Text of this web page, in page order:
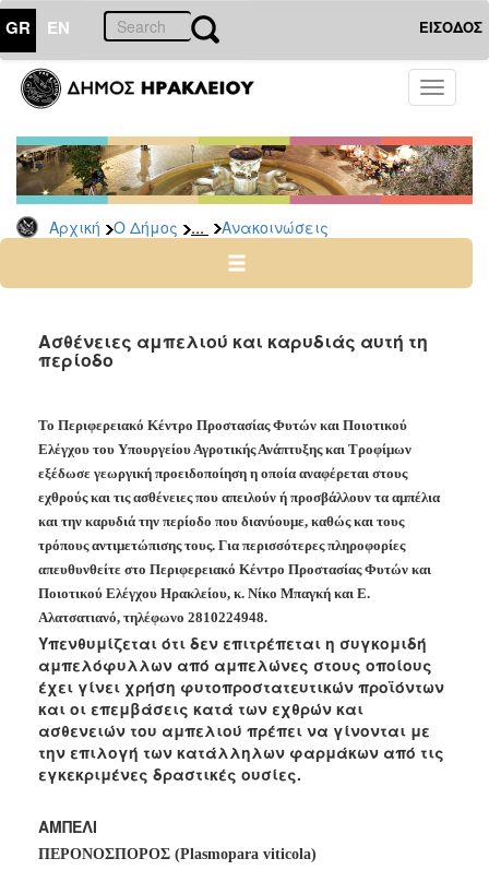
GR EN ΕΙΣΟΔΟΣ
Toggle
Αρχική Ο Δήμος ... Ανακοινώσεις
ΔΗΜΟΣ
Υπηρεσίες
&
Φορείς
Δημοτικές
Υπηρεσίες
Ηλεκτρονική
Διακυβέρνηση
Επιτροπές
Αγροτική
Ανάπτυξη
Ανακοινώσεις
Προγράμματα
Προσχολική
Αγωγή
Κοιμητήρια
Κέντρο
Οικογένειας
Ασθένειες αμπελιού και καρυδιάς αυτή τη
περίοδο
Το Περιφερειακό Κέντρο Προστασίας Φυτών και Ποιοτικού
Ελέγχου του Υπουργείου Αγροτικής Ανάπτυξης και Τροφίμων
εξέδωσε γεωργική προειδοποίηση η οποία αναφέρεται στους
εχθρούς και τις ασθένειες που απειλούν ή προσβάλλουν τα αμπέλια
και την καρυδιά την περίοδο που διανύουμε, καθώς και τους
τρόπους αντιμετώπισης τους. Για περισσότερες πληροφορίες
απευθυνθείτε στο Περιφερειακό Κέντρο Προστασίας Φυτών και
Ποιοτικού Ελέγχου Ηρακλείου, κ. Νίκο Μπαγκή και Ε.
Αλατσατιανό, τηλέφωνο 2810224948.
Υπενθυμίζεται ότι δεν επιτρέπεται η συγκομιδή
αμπελόφυλλων από αμπελώνες στους οποίους
έχει γίνει χρήση φυτοπροστατευτικών προϊόντων
και οι επεμβάσεις κατά των εχθρών και
ασθενειών του αμπελιού πρέπει να γίνονται με
την επιλογή των κατάλληλων φαρμάκων από τις
εγκεκριμένες δραστικές ουσίες.
ΑΜΠΕΛΙ
ΠΕΡΟΝΟΣΠΟΡΟΣ (Plasmopara viticola)